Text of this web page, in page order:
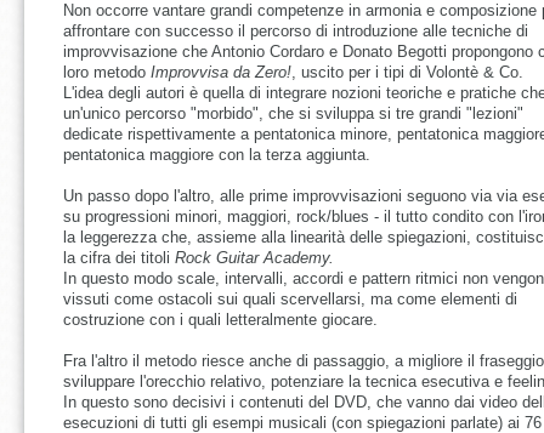
Non occorre vantare grandi competenze in armonia e composizione
affrontare con successo il percorso di introduzione alle tecniche di
improvvisazione che Antonio Cordaro e Donato Begotti propongono
loro metodo Improvvisa da Zero!, uscito per i tipi di Volontè & Co.
L'idea degli autori è quella di integrare nozioni teoriche e pratiche
un'unico percorso "morbido", che si sviluppa si tre grandi "lezioni"
dedicate rispettivamente a pentatonica minore, pentatonica
pentatonica maggiore con la terza aggiunta.
Un passo dopo l'altro, alle prime improvvisazioni seguono via via
su progressioni minori, maggiori, rock/blues - il tutto condito con
la leggerezza che, assieme alla linearità delle spiegazioni,
la cifra dei titoli Rock Guitar Academy.
In questo modo scale, intervalli, accordi e pattern ritmici non
vissuti come ostacoli sui quali scervellarsi, ma come elementi di
costruzione con i quali letteralmente giocare.
Fra l'altro il metodo riesce anche di passaggio, a migliore il
sviluppare l'orecchio relativo, potenziare la tecnica esecutiva e
In questo sono decisivi i contenuti del DVD, che vanno dai video
esecuzioni di tutti gli esempi musicali (con spiegazioni parlate) ai